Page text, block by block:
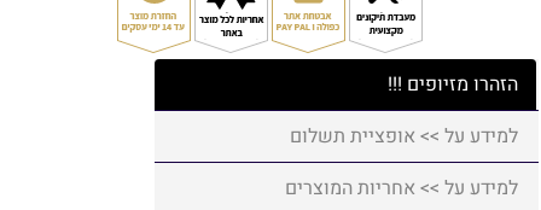
הזהרו מזיופים !!!
למידע על >> אופציית תשלום
למידע על >> אחריות המוצרים